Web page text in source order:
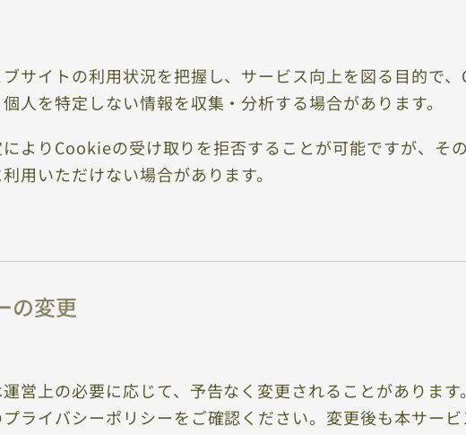
サイトの利用状況を把握し、サービス向上を図る目的で
人を特定しない情報を収集・分析する場合があります。
よりCookieの受け取りを拒否することが可能ですが、そ
用いただけない場合があります。
の変更
営上の必要に応じて、予告なく変更されることがありま
ライバシーポリシーをご確認ください。変更後も本サー